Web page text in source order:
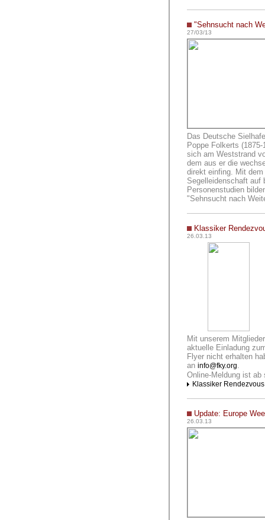
"Sehnsucht nach
27/03/13
Das Deutsche
Poppe Folkerts
sich am Weststrand
dem aus er die
direkt einfing. Mit
Segelleidenschaft auf
Personenstudien
"Sehnsucht nach
Klassiker
26.03.13
Mit unserem
aktuelle Einladung
Flyer nicht erhalten
an info@fky.org.
Online-Meldung ist ab
Klassiker Rendezvous
Update: Europe
26.03.13